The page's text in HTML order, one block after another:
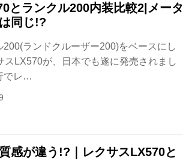
とランクル200内装比較2|メータ
同じ!?
200(ランドクルーザー200)をベースにし
スLX570が、日本でも遂に発売されまし
でレ…
感が違う!?｜レクサスLX570と